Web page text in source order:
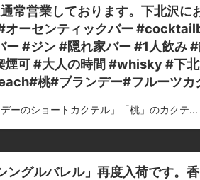
常営業しております。下北沢
ーセンティックバー
ー #ジン #隠れ家バー #1人飲み
煙可 #大人の時間 #whisky #下
桃#ブランデー#フルーツ
ーのショートカクテル」「桃」のカクテ...
ングルバレル」再度入荷です。